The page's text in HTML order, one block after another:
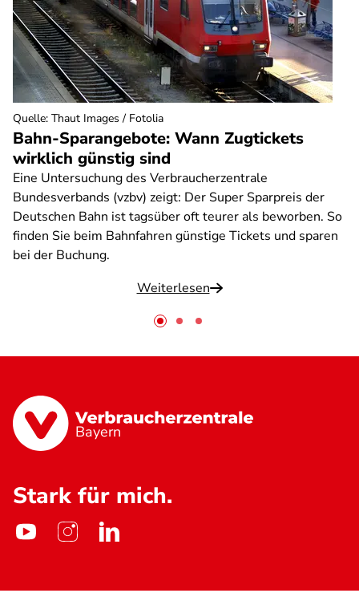
Bahn-Sparangebote: Wann Zugtickets
wirklich günstig sind
Eine Untersuchung des Verbraucherzentrale
Bundesverbands (vzbv) zeigt: Der Super Sparpreis der
Deutschen Bahn ist tagsüber oft teurer als beworben. So
finden Sie beim Bahnfahren günstige Tickets und sparen
bei der Buchung.
Weiterlesen
Quelle: Thaut Images / Fotolia
Bayern
Stark für mich.